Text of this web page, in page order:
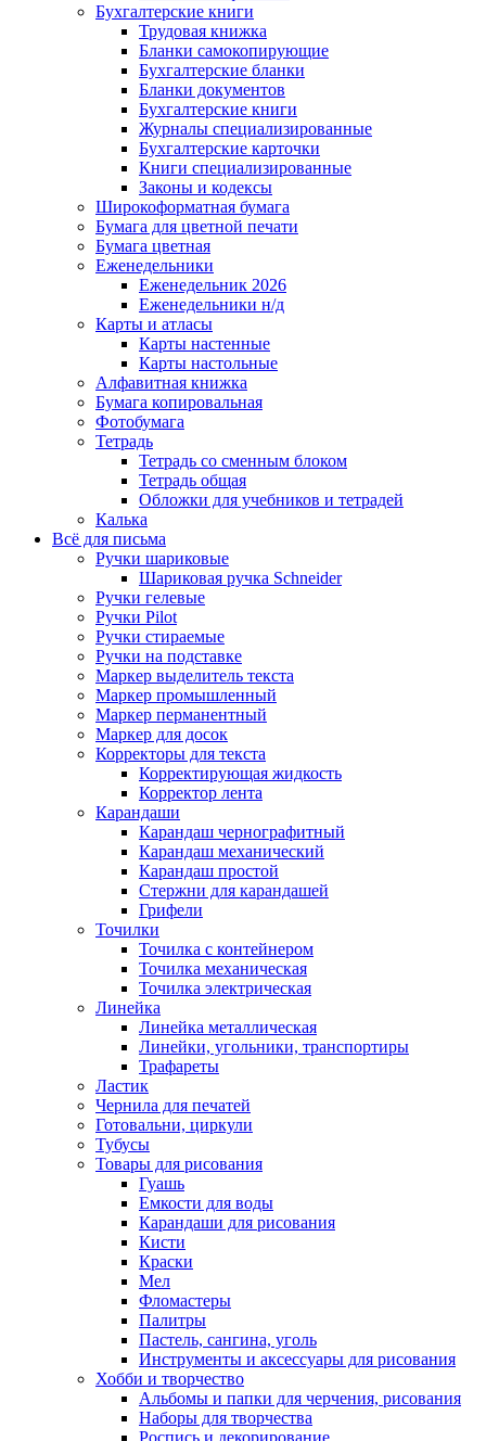
Бухгалтерские книги
Трудовая книжка
Бланки самокопирующие
Бухгалтерские бланки
Бланки документов
Бухгалтерские книги
Журналы специализированные
Бухгалтерские карточки
Книги специализированные
Законы и кодексы
Широкоформатная бумага
Бумага для цветной печати
Бумага цветная
Еженедельники
Еженедельник 2026
Еженедельники н/д
Карты и атласы
Карты настенные
Карты настольные
Алфавитная книжка
Бумага копировальная
Фотобумага
Тетрадь
Тетрадь со сменным блоком
Тетрадь общая
Обложки для учебников и тетрадей
Калька
Всё для письма
Ручки шариковые
Шариковая ручка Schneider
Ручки гелевые
Ручки Pilot
Ручки стираемые
Ручки на подставке
Маркер выделитель текста
Маркер промышленный
Маркер перманентный
Маркер для досок
Корректоры для текста
Корректирующая жидкость
Корректор лента
Карандаши
Карандаш чернографитный
Карандаш механический
Карандаш простой
Стержни для карандашей
Грифели
Точилки
Точилка с контейнером
Точилка механическая
Точилка электрическая
Линейка
Линейка металлическая
Линейки, угольники, транспортиры
Трафареты
Ластик
Чернила для печатей
Готовальни, циркули
Тубусы
Товары для рисования
Гуашь
Емкости для воды
Карандаши для рисования
Кисти
Краски
Мел
Фломастеры
Палитры
Пастель, сангина, уголь
Инструменты и аксессуары для рисования
Хобби и творчество
Альбомы и папки для черчения, рисования
Наборы для творчества
Роспись и декорирование